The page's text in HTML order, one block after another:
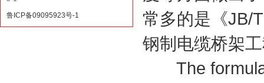
鲁ICP备09095923号-1
常多的是《JB/
钢制电缆桥架
The